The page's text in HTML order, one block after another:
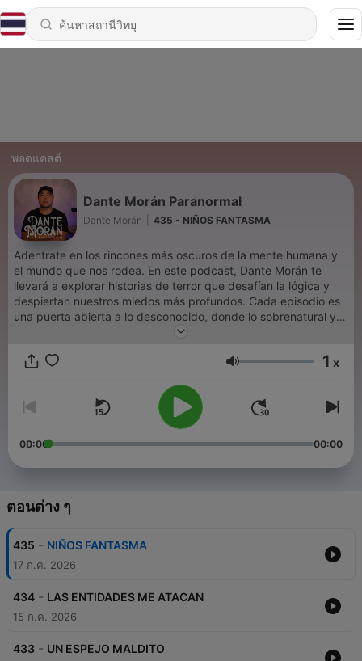
พอดแคสต์
Dante Morán Paranormal
Dante Morán 435 - NIÑOS FANTASMA
Adéntrate en los rincones más oscuros de la mente humana y
el mundo que nos rodea. En este podcast, Dante Morán te
llevará a explorar historias de terror que desafían la lógica y
despiertan nuestros miedos más profundos. Cada episodio es
una puerta abierta a lo desconocido, donde lo sobrenatural y lo
inexplicable se encuentran. Si eres amante de lo inquietante y
lugar. Prepárate para sumergirte en el misterio y la oscuridad.
Conviértete en un supporter de este podcast:
https://www.spreaker.com/podcast/dante-moran-paranormal-
ระดับเสียง 1 x
00:00 00:00
ตอนต่าง ๆ
435 - NIÑOS FANTASMA
17 ก.ค. 2026
434 - LAS ENTIDADES ME ATACAN
15 ก.ค. 2026
433 - UN ESPEJO MALDITO